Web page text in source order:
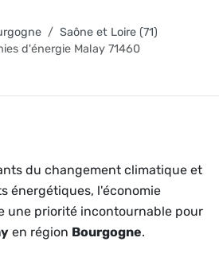
Saône et Loire (71)
d'énergie Malay 71460
du changement climatique et
énergétiques, l'économie
une priorité incontournable pour
en région Bourgogne.